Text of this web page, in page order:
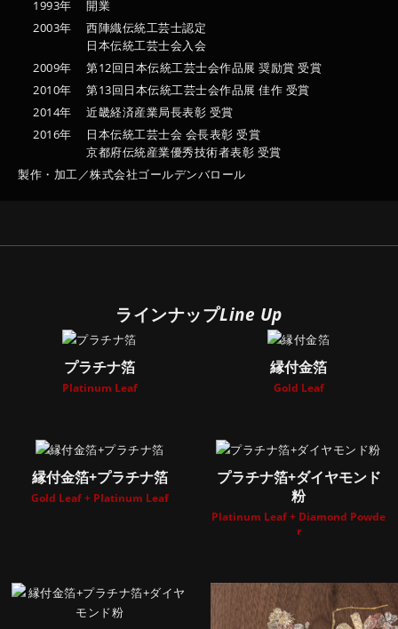
1993年
開業
2003年
西陣織伝統工芸士認定
日本伝統工芸士会入会
2009年
第12回日本伝統工芸士会作品展 奨励賞 受賞
2010年
第13回日本伝統工芸士会作品展 佳作 受賞
2014年
近畿経済産業局長表彰 受賞
2016年
日本伝統工芸士会 会長表彰 受賞
京都府伝統産業優秀技術者表彰 受賞
製作・加工／株式会社ゴールデンバロール
ラインナップLine Up
プラチナ箔
Platinum Leaf
縁付金箔
Gold Leaf
縁付金箔+プラチナ箔
Gold Leaf + Platinum Leaf
プラチナ箔+ダイヤモンド
粉
Platinum Leaf + Diamond Powde
r